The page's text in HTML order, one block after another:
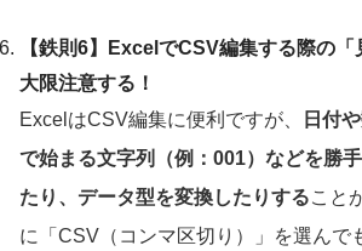
【鉄則6】ExcelでCSV編集する際の
大限注意する！
ExcelはCSV編集に便利ですが、
日付
で始まる文字列（例：001）などを勝
たり、データ型を変換したりすること
に「CSV（コンマ区切り）」を選んで